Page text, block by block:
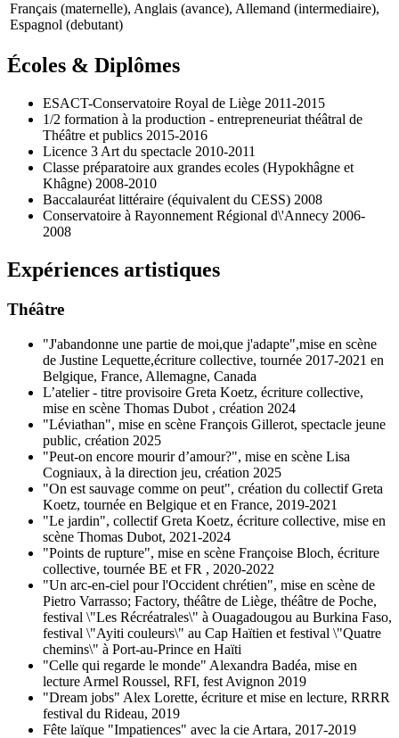
Français (maternelle), Anglais (avance), Allemand (intermediaire),
Espagnol (debutant)
Écoles & Diplômes
ESACT-Conservatoire Royal de Liège 2011-2015
1/2 formation à la production - entrepreneuriat théâtral de
Théâtre et publics 2015-2016
Licence 3 Art du spectacle 2010-2011
Classe préparatoire aux grandes ecoles (Hypokhâgne et
Khâgne) 2008-2010
Baccalauréat littéraire (équivalent du CESS) 2008
Conservatoire à Rayonnement Régional d\'Annecy 2006-
2008
Expériences artistiques
Théâtre
"J'abandonne une partie de moi,que j'adapte",mise en scène
de Justine Lequette,écriture collective, tournée 2017-2021 en
Belgique, France, Allemagne, Canada
L’atelier - titre provisoire Greta Koetz, écriture collective,
mise en scène Thomas Dubot , création 2024
"Léviathan", mise en scène François Gillerot, spectacle jeune
public, création 2025
"Peut-on encore mourir d’amour?", mise en scène Lisa
Cogniaux, à la direction jeu, création 2025
"On est sauvage comme on peut", création du collectif Greta
Koetz, tournée en Belgique et en France, 2019-2021
"Le jardin", collectif Greta Koetz, écriture collective, mise en
scène Thomas Dubot, 2021-2024
"Points de rupture", mise en scène Françoise Bloch, écriture
collective, tournée BE et FR , 2020-2022
"Un arc-en-ciel pour l'Occident chrétien", mise en scène de
Pietro Varrasso; Factory, théâtre de Liège, théâtre de Poche,
festival \"Les Récréatrales\" à Ouagadougou au Burkina Faso,
festival \"Ayiti couleurs\" au Cap Haïtien et festival \"Quatre
chemins\" à Port-au-Prince en Haïti
"Celle qui regarde le monde" Alexandra Badéa, mise en
lecture Armel Roussel, RFI, fest Avignon 2019
"Dream jobs" Alex Lorette, écriture et mise en lecture, RRRR
festival du Rideau, 2019
Fête laïque "Impatiences" avec la cie Artara, 2017-2019